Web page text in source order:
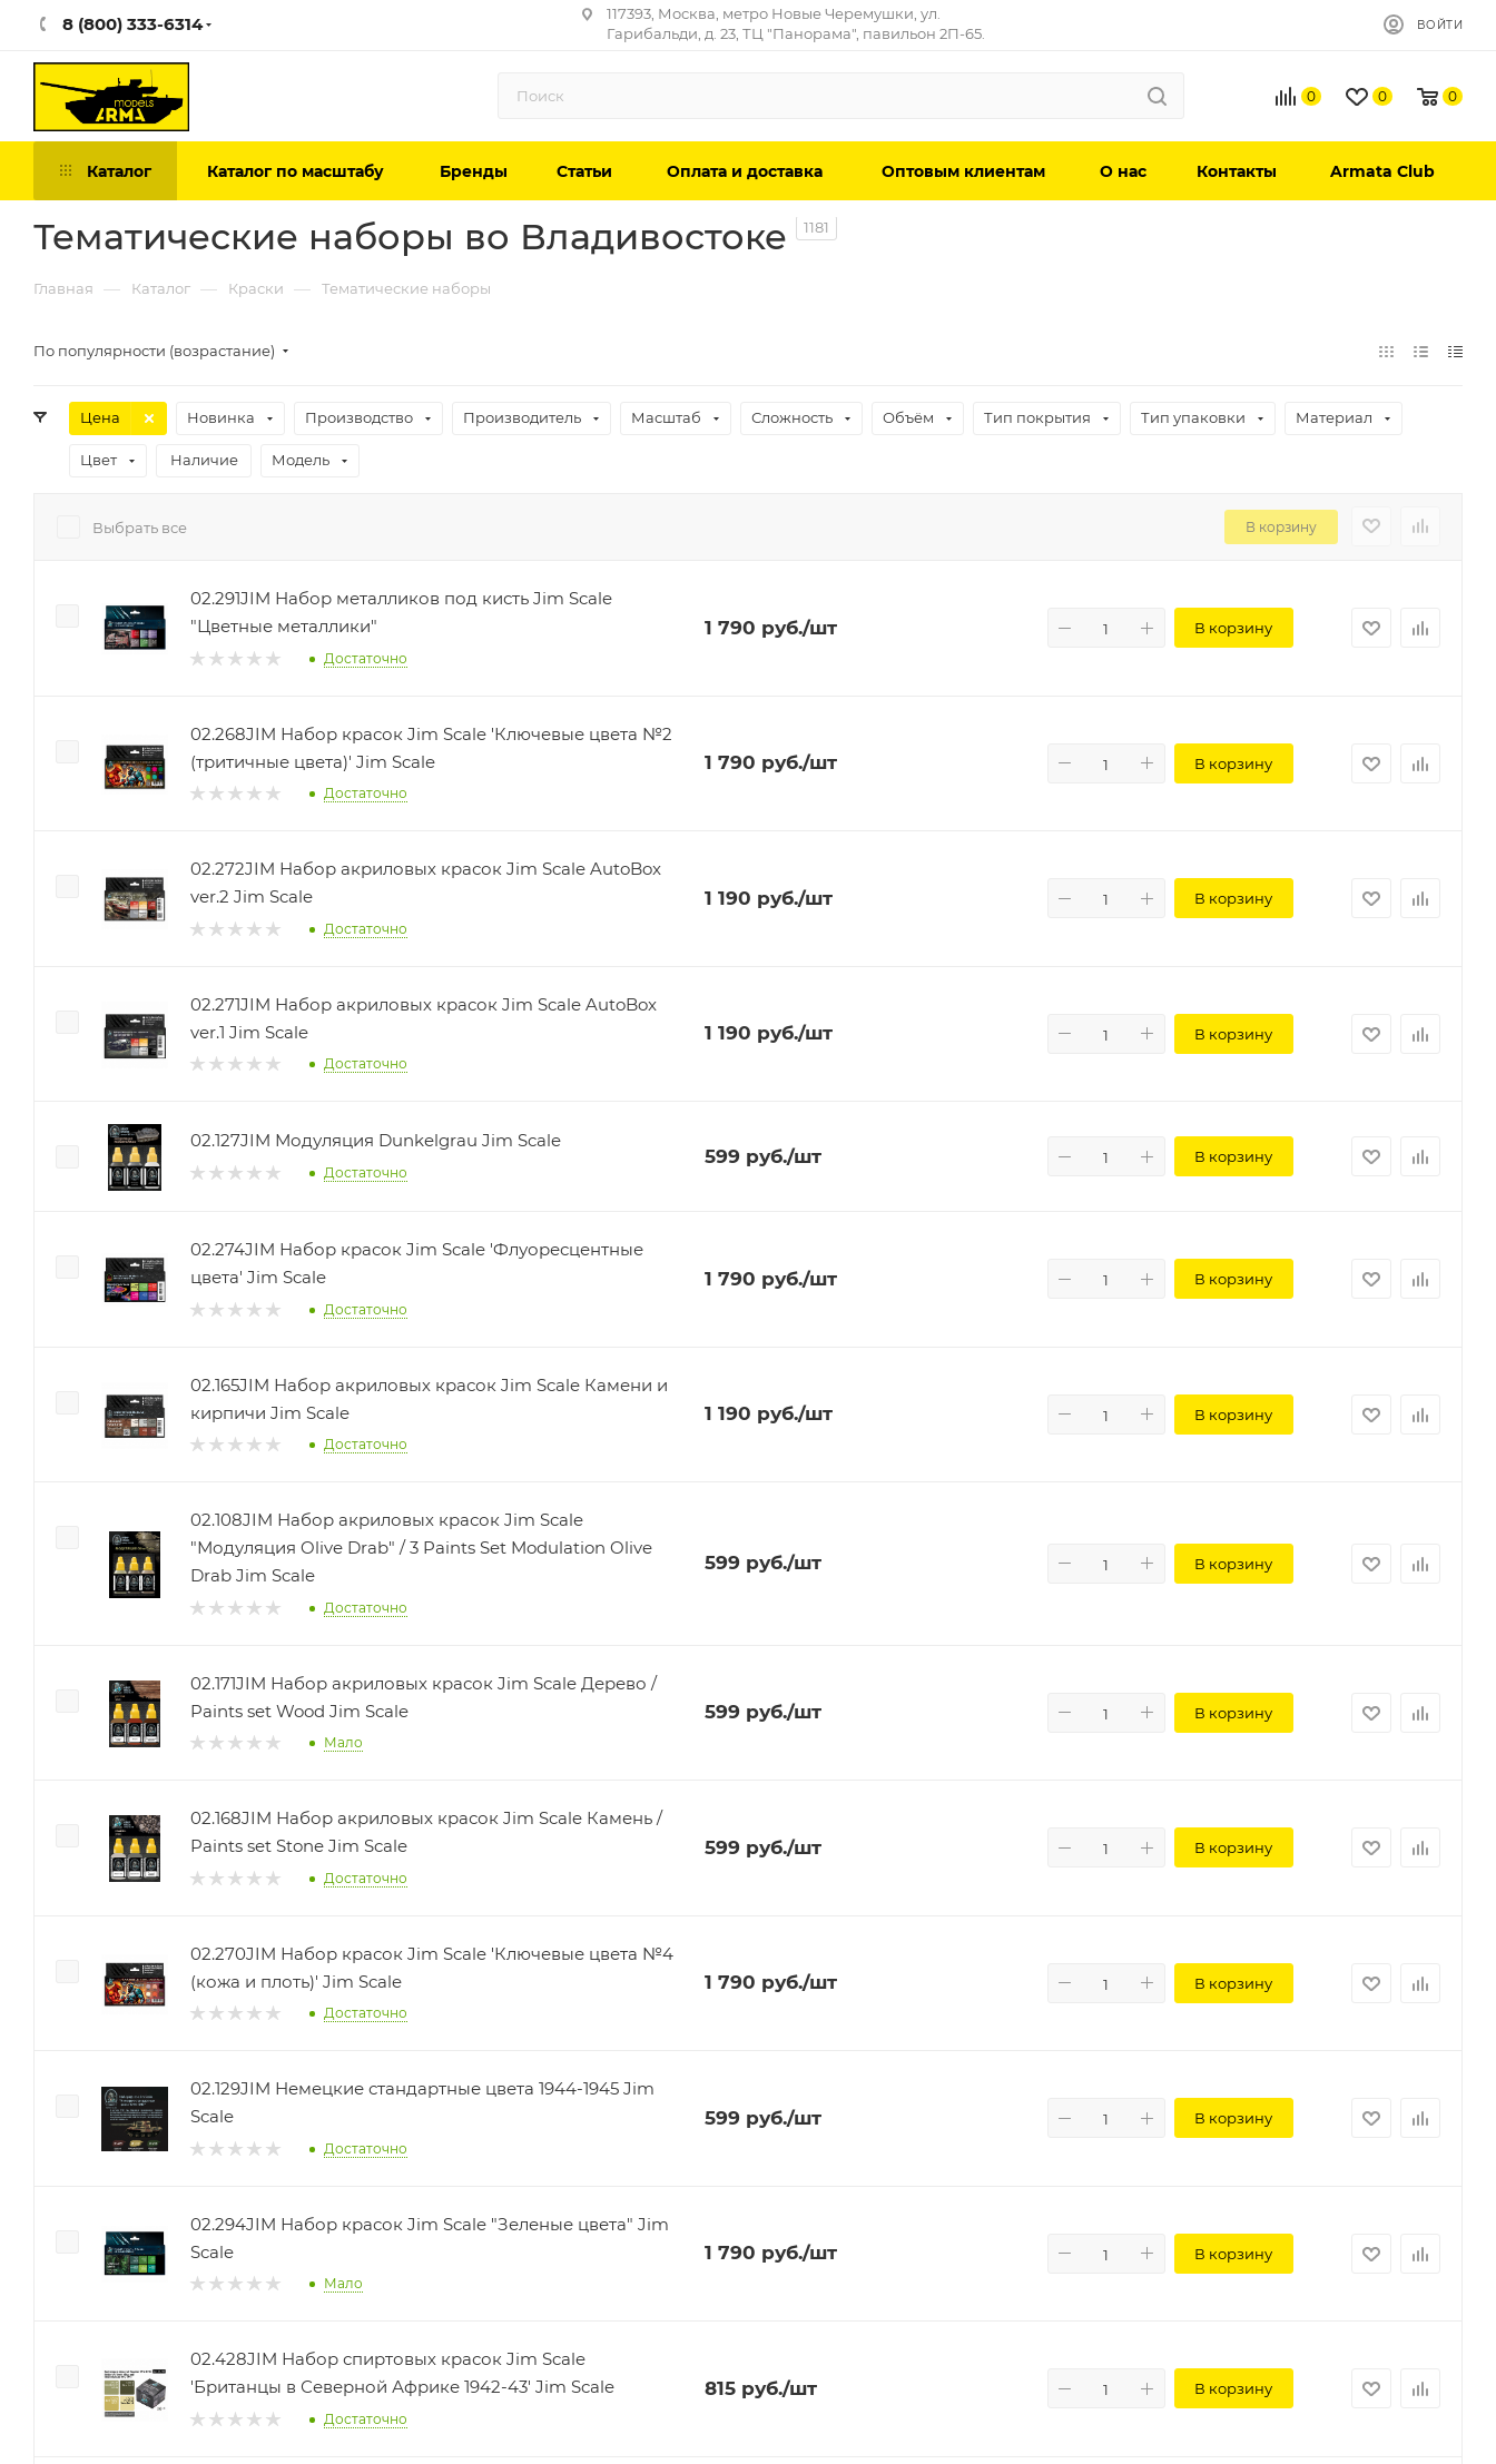
8 (800) 333-6314
117393, Москва, метро Новые Черемушки, ул.
Гарибальди, д. 23, ТЦ "Панорама", павильон 2П-65.
ВОЙТИ
0 0 0
Каталог Каталог по масштабу Бренды Статьи Оплата и доставка Оптовым клиентам О нас Контакты Armata Club
Тематические наборы во Владивостоке 1181
Главная — Каталог — Краски — Тематические наборы
По популярности (возрастание)
Цена Новинка Производство Производитель Масштаб Сложность Объём Тип покрытия Тип упаковки Материал
Цвет Наличие Модель
Выбрать все В корзину
02.291JIM Набор металликов под кисть Jim Scale
"Цветные металлики"
Достаточно
1 790 руб./шт В корзину
02.268JIM Набор красок Jim Scale 'Ключевые цвета №2
(тритичные цвета)' Jim Scale
Достаточно
1 790 руб./шт В корзину
02.272JIM Набор акриловых красок Jim Scale AutoBox
ver.2 Jim Scale
Достаточно
1 190 руб./шт В корзину
02.271JIM Набор акриловых красок Jim Scale AutoBox
ver.1 Jim Scale
Достаточно
1 190 руб./шт В корзину
02.127JIM Модуляция Dunkelgrau Jim Scale
Достаточно
599руб./шт В корзину
02.274JIM Набор красок Jim Scale 'Флуоресцентные
цвета' Jim Scale
Достаточно
1 790 руб./шт В корзину
02.165JIM Набор акриловых красок Jim Scale Камени и
кирпичи Jim Scale
Достаточно
1 190 руб./шт В корзину
02.108JIM Набор акриловых красок Jim Scale
"Модуляция Olive Drab" / 3 Paints Set Modulation Olive
Drab Jim Scale
Достаточно
599руб./шт В корзину
02.171JIM Набор акриловых красок Jim Scale Дерево /
Paints set Wood Jim Scale
Мало
599руб./шт В корзину
02.168JIM Набор акриловых красок Jim Scale Камень /
Paints set Stone Jim Scale
Достаточно
599руб./шт В корзину
02.270JIM Набор красок Jim Scale 'Ключевые цвета №4
(кожа и плоть)' Jim Scale
Достаточно
1 790 руб./шт В корзину
02.129JIM Немецкие стандартные цвета 1944-1945 Jim
Scale
Достаточно
599руб./шт В корзину
02.294JIM Набор красок Jim Scale "Зеленые цвета" Jim
Scale
Мало
1 790 руб./шт В корзину
02.428JIM Набор спиртовых красок Jim Scale
'Британцы в Северной Африке 1942-43' Jim Scale
Достаточно
815руб./шт В корзину